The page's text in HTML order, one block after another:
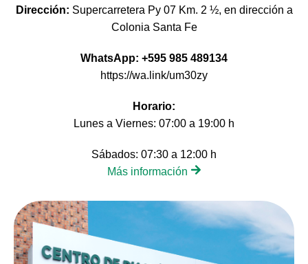
Dirección: Supercarretera Py 07 Km. 2 ½, en dirección a
Colonia Santa Fe
WhatsApp: +595 985 489134
https://wa.link/um30zy
Horario:
Lunes a Viernes: 07:00 a 19:00 h
Sábados: 07:30 a 12:00 h
Más información